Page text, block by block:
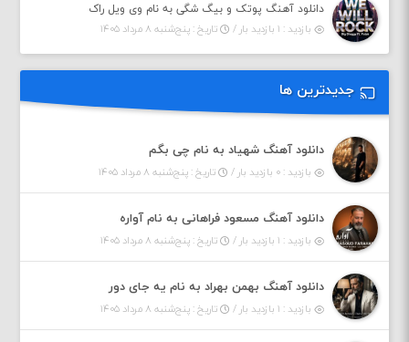
دانلود آهنگ پوتک و بیگ شگی به نام وی ویل راک
بازدید : ۱ بازدید بار /
تاریخ : پنج‌شنبه ۸ مرداد ۱۴۰۵
جدیدترین ها
دانلود آهنگ شهیاد به نام چی بگم
بازدید : ۰ بازدید بار / تاریخ : پنج‌شنبه ۸ مرداد ۱۴۰۵
دانلود آهنگ مسعود فراهانی به نام آواره
بازدید : ۱ بازدید بار / تاریخ : پنج‌شنبه ۸ مرداد ۱۴۰۵
دانلود آهنگ بهمن بهراد به نام یه جای دور
بازدید : ۱ بازدید بار / تاریخ : پنج‌شنبه ۸ مرداد ۱۴۰۵